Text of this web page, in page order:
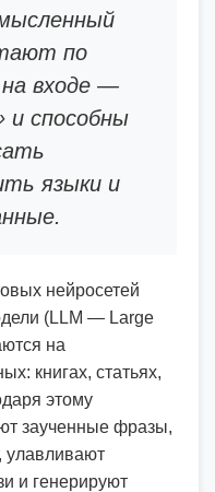
по
входе —
и способны
языки и
нейросетей
(LLM — Large
на
книгах, статьях,
этому
заученные фразы,
улавливают
и генерируют